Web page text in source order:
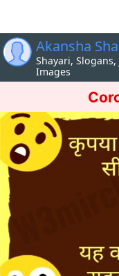
Akansha
Shayari,
Images